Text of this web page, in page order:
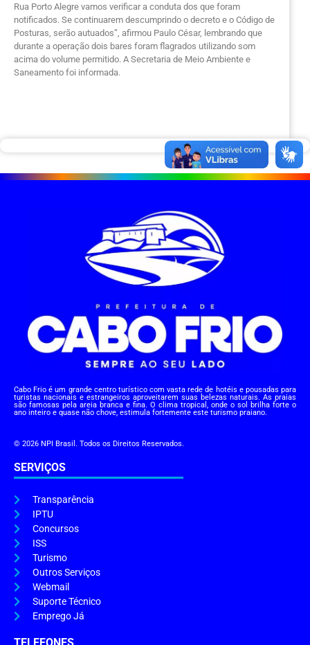
Rua Porto Alegre vamos verificar a conduta dos que foram
notificados. Se continuarem descumprindo o decreto e o Código de
Posturas, serão autuados”, afirmou Paulo César, lembrando que
durante a operação dois bares foram flagrados utilizando som
acima do volume permitido. A Secretaria de Meio Ambiente e
Saneamento foi informada.
Cabo Frio é um grande centro turístico com vasta rede de hotéis e pousadas para
turistas nacionais e estrangeiros aproveitarem suas belezas naturais. As praias
são famosas pela areia branca e fina. O clima tropical, onde o sol brilha forte o
ano inteiro e quase não chove, estimula fortemente este turismo praiano.
© 2026 NPI Brasil. Todos os Direitos Reservados.
SERVIÇOS
Transparência
IPTU
Concursos
ISS
Turismo
Outros Serviços
Webmail
Suporte Técnico
Emprego Já